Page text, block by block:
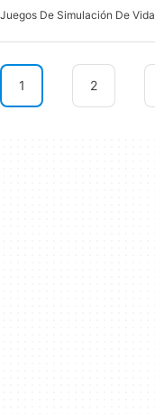
Juegos De Simulación De Vida
1 2